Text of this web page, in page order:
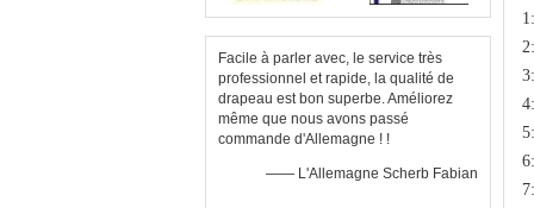
Facile à parler avec, le service très
professionnel et rapide, la qualité de
drapeau est bon superbe. Améliorez
même que nous avons passé
commande d'Allemagne ! !
—— L'Allemagne Scherb Fabian